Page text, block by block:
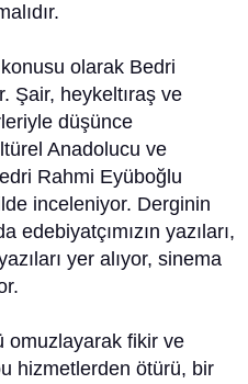
olarak Bedri
Şair, heykeltıraş ve
düşünce
Anadolucu ve
Rahmi Eyüboğlu
inceleniyor. Derginin
edebiyatçımızın yazıları,
yer alıyor, sinema
omuzlayarak fikir ve
hizmetlerden ötürü, bir